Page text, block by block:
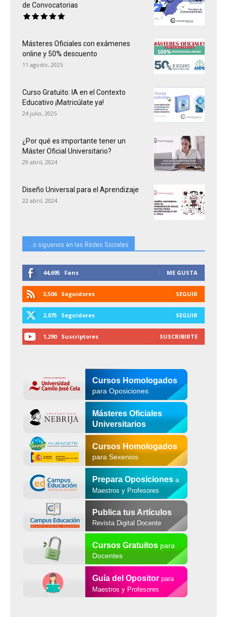
de Convocatorias
Másteres Oficiales con exámenes
online y 50% descuento
11 agosto, 2025
Curso Gratuito: IA en el Contexto
Educativo ¡Matricúlate ya!
24 julio, 2025
¿Por qué es importante tener un
Máster Oficial Universitario?
29 abril, 2024
Diseño Universal para el Aprendizaje
22 abril, 2024
...o siguenos en las Redes Sociales
44,695 Fans ME GUSTA
3,506 Seguidores SEGUIR
2,075 Seguidores SEGUIR
1,290 Suscriptores SUSCRIBIRTE
Cursos Homologados
para Oposiciones
Másteres Oficiales
Universitarios
Cursos Homologados
para Sexenios
Prepara Oposiciones a
Maestros y Profesores
Publica tus Artículos
Revista Digital Docente
Cursos Gratuitospara
Docentes
Guía del Opositor para
Maestros y Profesores